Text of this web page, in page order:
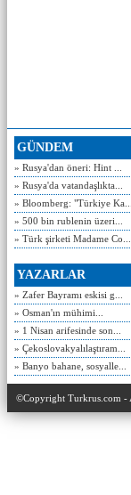
GÜNDEM
» Rusya'dan öneri: Hint ...
» Rusya'da vatandaşlıkta...
» Bloomberg: "Türkiye Ka...
» 500 bin rublenin üzeri...
» Türk şirketi Madame Co...
YAZARLAR
» Zafer Bayramı eskisi g...
» Osman'ın mühimi...
» 1 Nisan arifesinde son...
» Çekoslovakyalılaştıram...
» Banyo bahane, sosyalle...
©Copyright Turkrus.com -